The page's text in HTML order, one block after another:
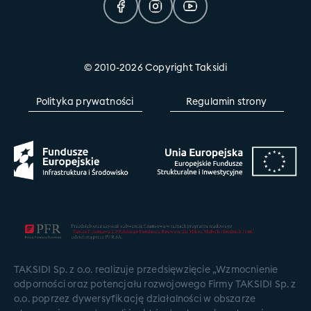
© 2010-2026 Copyright Taksidi
Polityka prywatności Regulamin strony
TAKSIDI Sp. z o.o. realizuje przedsięwzięcie „Wzmocnienie
odporności oraz potencjału rozwojowego Firmy TAKSIDI Sp. z
o.o. poprzez dywersyfikację działalności w obszarze